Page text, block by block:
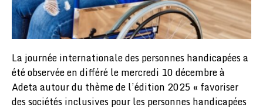
La journée internationale des personnes handicapées a
été observée en différé le mercredi 10 décembre à
Adeta autour du thème de l’édition 2025 « favoriser
des sociétés inclusives pour les personnes handicapées